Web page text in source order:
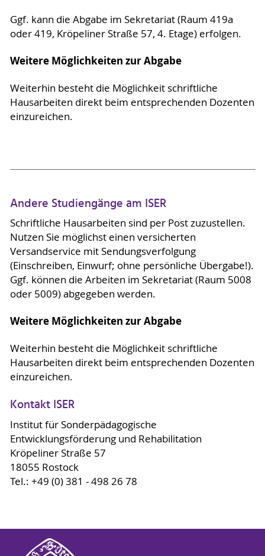
Ggf. kann die Abgabe im Sekretariat (Raum 419a
oder 419, Kröpeliner Straße 57, 4. Etage) erfolgen.
Weitere Möglichkeiten zur Abgabe
Weiterhin besteht die Möglichkeit schriftliche
Hausarbeiten direkt beim entsprechenden Dozenten
einzureichen.
Andere Studiengänge am ISER
Schriftliche Hausarbeiten sind per Post zuzustellen.
Nutzen Sie möglichst einen versicherten
Versandservice mit Sendungsverfolgung
(Einschreiben, Einwurf; ohne persönliche Übergabe!).
Ggf. können die Arbeiten im Sekretariat (Raum 5008
oder 5009) abgegeben werden.
Weitere Möglichkeiten zur Abgabe
Weiterhin besteht die Möglichkeit schriftliche
Hausarbeiten direkt beim entsprechenden Dozenten
einzureichen.
Kontakt ISER
Institut für Sonderpädagogische
Entwicklungsförderung und Rehabilitation
Kröpeliner Straße 57
18055 Rostock
Tel.: +49 (0) 381 - 498 26 78